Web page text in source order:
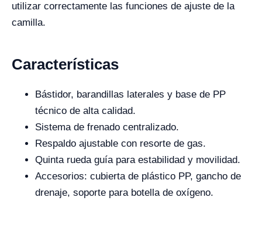
utilizar correctamente las funciones de ajuste de la
camilla.
Características
Bástidor, barandillas laterales y base de PP
técnico de alta calidad.
Sistema de frenado centralizado.
Respaldo ajustable con resorte de gas.
Quinta rueda guía para estabilidad y movilidad.
Accesorios: cubierta de plástico PP, gancho de
drenaje, soporte para botella de oxígeno.